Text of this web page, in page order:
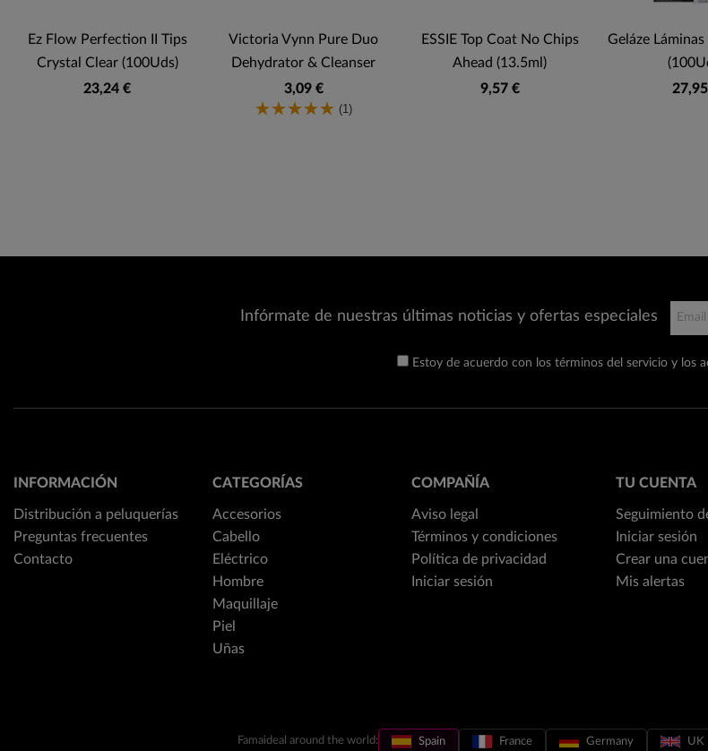
Ez Flow Perfection II Tips
Crystal Clear (100Uds)
23,24 €
Victoria Vynn Pure Duo
Dehydrator & Cleanser
3,09 €
(1)
ESSIE Top Coat No Chips
Ahead (13.5ml)
9,57 €
Geláze
Infórmate de nuestras últimas noticias y ofertas especiales
Estoy de acuerdo con los términos del servicio y los
INFORMACIÓN
Distribución a peluquerías
Preguntas frecuentes
Contacto
CATEGORÍAS
Accesorios
Cabello
Eléctrico
Hombre
Maquillaje
Piel
Uñas
COMPAÑÍA
Aviso legal
Términos y condiciones
Política de privacidad
Iniciar sesión
TU CUENTA
Seguimiento
Iniciar sesión
Crear una
Mis alertas
Famaideal around the world: Spain France Germany UK